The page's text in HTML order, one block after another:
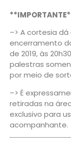
–> A cortesia
encerramento
de 2019, às
palestras
por meio de
–> É
retiradas na
exclusivo para
acompanhante.